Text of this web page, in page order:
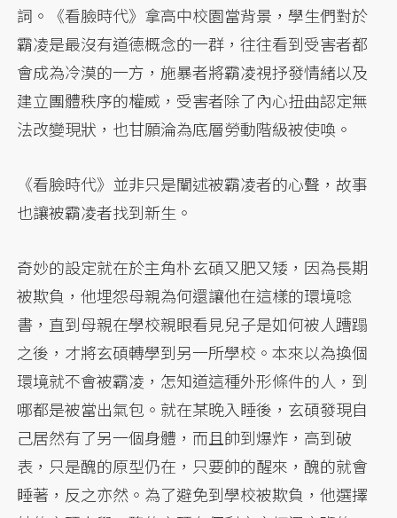
詞。《看臉時代》拿高中校園當背景，學生們對於
霸凌是最沒有道德概念的一群，往往看到受害者都
會成為冷漠的一方，施暴者將霸凌視抒發情緒以及
建立團體秩序的權威，受害者除了內心扭曲認定無
法改變現狀，也甘願淪為底層勞動階級被使喚。
《看臉時代》並非只是闡述被霸凌者的心聲，故事
也讓被霸凌者找到新生。
奇妙的設定就在於主角朴玄碩又肥又矮，因為長期
被欺負，他埋怨母親為何還讓他在這樣的環境唸
書，直到母親在學校親眼看見兒子是如何被人蹧蹋
之後，才將玄碩轉學到另一所學校。本來以為換個
環境就不會被霸凌，怎知道這種外形條件的人，到
哪都是被當出氣包。就在某晚入睡後，玄碩發現自
己居然有了另一個身體，而且帥到爆炸，高到破
表，只是醜的原型仍在，只要帥的醒來，醜的就會
睡著，反之亦然。為了避免到學校被欺負，他選擇